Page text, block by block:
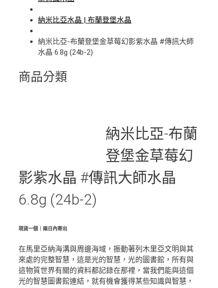
納米比亞水晶 | 布蘭登堡水晶
納米比亞-布蘭登堡金草莓幻影紫水晶 #傳訊大師
水晶 6.8g (24b-2)
商品分類
納米比亞-布蘭
登堡金草莓幻
影紫水晶 #傳訊大師水晶
6.8g (24b-2)
現貨一個｜兩日內寄出
在馬里亞納海溝與周邊海域，振動著列木里亞文明與其
來處的完整智慧，這是光的智慧，光的圖書館，所有與
這物質世界有關的資料都記錄在那裡，當我們能與這個
光的智慧圖書館連結，就有機會獲得某些知識與智慧，